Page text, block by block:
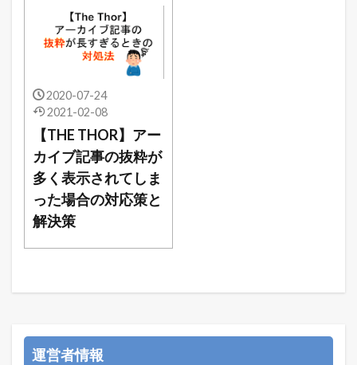
2020-07-24
2021-02-08
【THE THOR】アー
カイブ記事の抜粋が
多く表示されてしま
った場合の対応策と
解決策
運営者情報